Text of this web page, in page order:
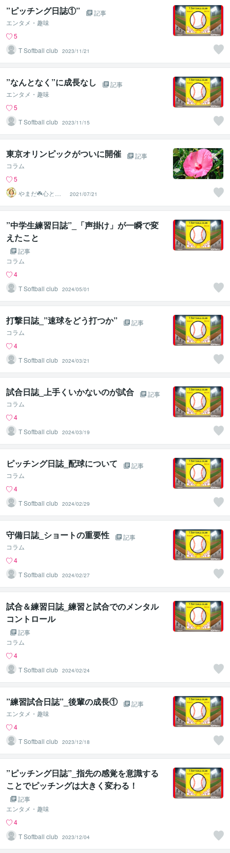
”ピッチング日誌①”
記事
エンタメ・趣味
5
T Softball club 2023/11/21
”なんとなく”に成長なし
記事
エンタメ・趣味
5
T Softball club 2023/11/15
東京オリンピックがついに開催
記事
コラム
5
やまだ☘️心と頭
がスッキリ整う
サロン
2021/07/21
”中学生練習日誌”_「声掛け」が一瞬で変
えたこと
記事
コラム
4
T Softball club 2024/05/01
打撃日誌_”速球をどう打つか”
記事
コラム
4
T Softball club 2024/03/21
試合日誌_上手くいかないのが試合
記事
コラム
4
T Softball club 2024/03/19
ピッチング日誌_配球について
記事
コラム
4
T Softball club 2024/02/29
守備日誌_ショートの重要性
記事
コラム
4
T Softball club 2024/02/27
試合＆練習日誌_練習と試合でのメンタル
コントロール
記事
コラム
4
T Softball club 2024/02/24
”練習試合日誌”_後輩の成長①
記事
エンタメ・趣味
4
T Softball club 2023/12/18
”ピッチング日誌”_指先の感覚を意識する
ことでピッチングは大きく変わる！
記事
エンタメ・趣味
4
T Softball club 2023/12/04